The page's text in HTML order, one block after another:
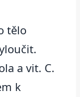
tělo
a vit. C.
k